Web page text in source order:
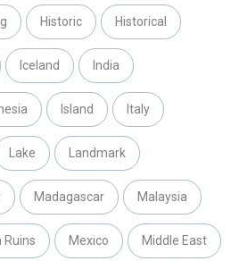
Historic Historical
Iceland India
Island Italy
Lake Landmark
Madagascar Malaysia
Ruins Mexico Middle East